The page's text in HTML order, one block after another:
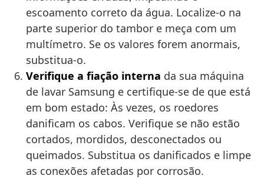
escoamento correto da água. Localize-o na
parte superior do tambor e meça com um
multímetro. Se os valores forem anormais,
substitua-o.
Verifique a fiação interna da sua máquina
de lavar Samsung e certifique-se de que está
em bom estado: Às vezes, os roedores
danificam os cabos. Verifique se não estão
cortados, mordidos, desconectados ou
queimados. Substitua os danificados e limpe
as conexões afetadas por corrosão.